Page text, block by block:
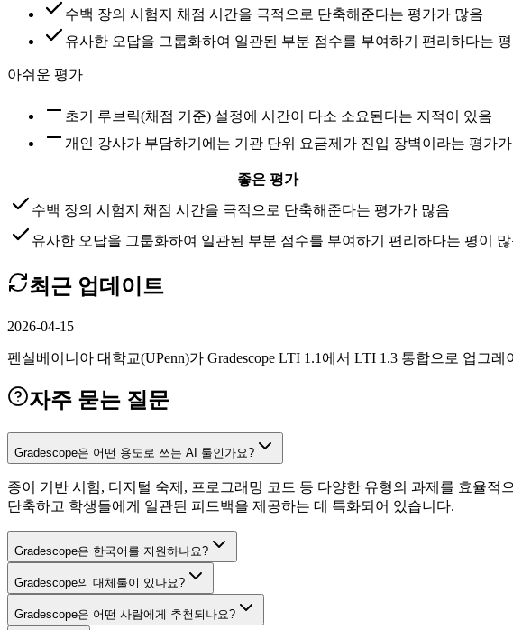
수백 장의 시험지 채점 시간을 극적으로 단축해준다는 평가가 많음
유사한 오답을 그룹화하여 일관된 부분 점수를 부여하기 편리하다는
아쉬운 평가
초기 루브릭(채점 기준) 설정에 시간이 다소 소요된다는 지적이 있음
개인 강사가 부담하기에는 기관 단위 요금제가 진입 장벽이라는 평가
좋은 평가
수백 장의 시험지 채점 시간을 극적으로 단축해준다는 평가가 많음
유사한 오답을 그룹화하여 일관된 부분 점수를 부여하기 편리하다는 평이 많
최근 업데이트
2026-04-15
펜실베이니아 대학교(UPenn)가 Gradescope LTI 1.1에서 LTI 1.3 통합으로 업
자주 묻는 질문
Gradescope은 어떤 용도로 쓰는 AI 툴인가요?
종이 기반 시험, 디지털 숙제, 프로그래밍 코드 등 다양한 유형의 과제를 효율
단축하고 학생들에게 일관된 피드백을 제공하는 데 특화되어 있습니다.
Gradescope은 한국어를 지원하나요?
Gradescope의 대체툴이 있나요?
Gradescope은 어떤 사람에게 추천되나요?